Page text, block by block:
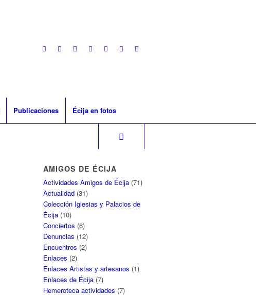
Publicaciones Écija en fotos
AMIGOS DE ÉCIJA
Actividades Amigos de Écija (71)
Actualidad (31)
Colección Iglesias y Palacios de
Écija (10)
Conciertos (6)
Denuncias (12)
Encuentros (2)
Enlaces (2)
Enlaces Artistas y artesanos (1)
Enlaces de Écija (7)
Hemeroteca actividades (7)